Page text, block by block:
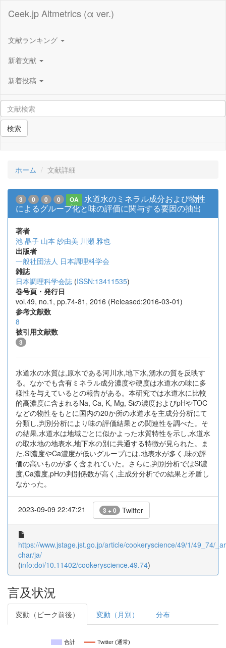
Ceek.jp Altmetrics (α ver.)
文献ランキング
新着文献
新着投稿
検索
ホーム 文献詳細
3 0 0 0 OA
水道水のミネラル成分および物性
によるグループ化と味の評価に関与する要因の抽出
著者
池 晶子 山本 紗由美 川瀬 雅也
出版者
一般社団法人 日本調理科学会
雑誌
日本調理科学会誌 (ISSN:13411535)
巻号頁・発行日
vol.49, no.1, pp.74-81, 2016 (Released:2016-03-01)
参考文献数
8
被引用文献数
3
水道水の水質は,原水である河川水,地下水,湧水の質を反映す
る。なかでも含有ミネラル成分濃度や硬度は水道水の味に多
様性を与えているとの報告がある。本研究では水道水に比較
的高濃度に含まれるNa, Ca, K, Mg, Siの濃度およびpHやTOC
などの物性をもとに国内の20か所の水道水を主成分分析にて
分類し,判別分析により味の評価結果との関連性を調べた。そ
の結果,水道水は地域ごとに似かよった水質特性を示し,水道水
の取水地の地表水,地下水の別に共通する特徴が見られた。ま
た,Si濃度やCa濃度が低いグループには,地表水が多く,味の評
価の高いものが多く含まれていた。さらに,判別分析ではSi濃
度,Ca濃度,pHの判別係数が高く,主成分分析での結果と矛盾し
なかった。
2023-09-09 22:47:21 3 + 0 Twitter
https://www.jstage.jst.go.jp/article/cookeryscience/49/1/49_74/
char/ja/
(info:doi/10.11402/cookeryscience.49.74)
言及状況
変動（ピーク前後） 変動（月別） 分布
合計 Twitter (通常)